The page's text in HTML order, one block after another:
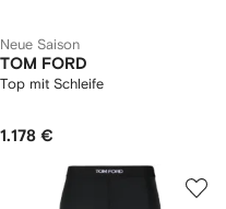
Neue Saison
TOM FORD
Top mit Schleife
1.178 €